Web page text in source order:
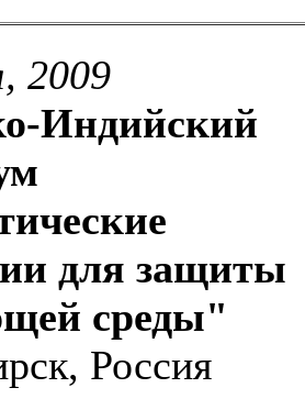
2009
Индийский
для защиты
среды"
Россия